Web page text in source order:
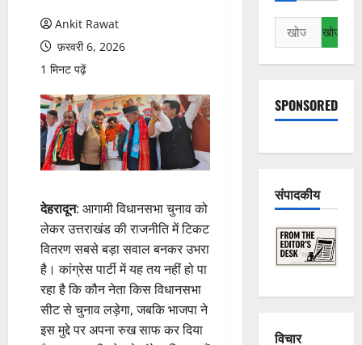
Ankit Rawat
फ़रवरी 6, 2026
1 मिनट पढ़ें
देहरादून: आगामी विधानसभा चुनाव को
लेकर उत्तराखंड की राजनीति में टिकट
वितरण सबसे बड़ा सवाल बनकर उभरा
है। कांग्रेस पार्टी में यह तय नहीं हो पा
रहा है कि कौन नेता किस विधानसभा
सीट से चुनाव लड़ेगा, जबकि भाजपा ने
इस मुद्दे पर अपना रुख साफ कर दिया
निम्न
को
खोजें:
SPONSORED
संपादकीय
विचार